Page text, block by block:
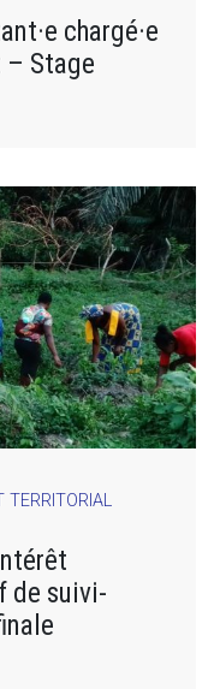
chargé·e
– Stage
TERRITORIAL
de suivi-